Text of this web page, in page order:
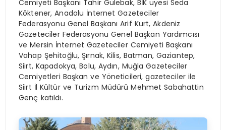
Cemiyeti Başkanı Tahir Gülebak, BİK üyesi Seda
Köktener, Anadolu İnternet Gazeteciler
Federasyonu Genel Başkanı Arif Kurt, Akdeniz
Gazeteciler Federasyonu Genel Başkan Yardımcısı
ve Mersin İnternet Gazeteciler Cemiyeti Başkanı
Vahap Şehitoğlu, Şırnak, Kilis, Batman, Gaziantep,
Siirt, Kapadokya, Bolu, Aydın, Muğla Gazeteciler
Cemiyetleri Başkan ve Yöneticileri, gazeteciler ile
Siirt İl Kültür ve Turizm Müdürü Mehmet Sabahattin
Genç katıldı.